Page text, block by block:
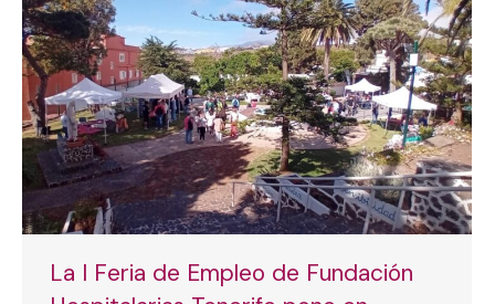
La I Feria de Empleo de Fundación